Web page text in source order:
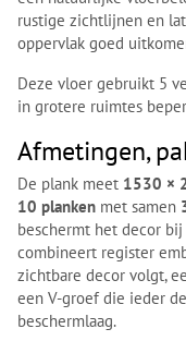
rustige zichtlijnen en
oppervlak goed
Deze vloer gebruikt 5
in grotere ruimtes
Afmetingen,
De plank meet 1530 ×
10 planken met samen
beschermt het decor
combineert register
zichtbare decor volgt,
een V-groef die ieder
beschermlaag.